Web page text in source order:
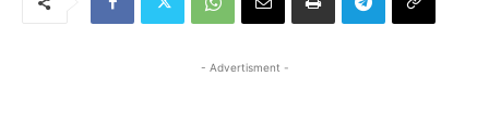
- Advertisment -